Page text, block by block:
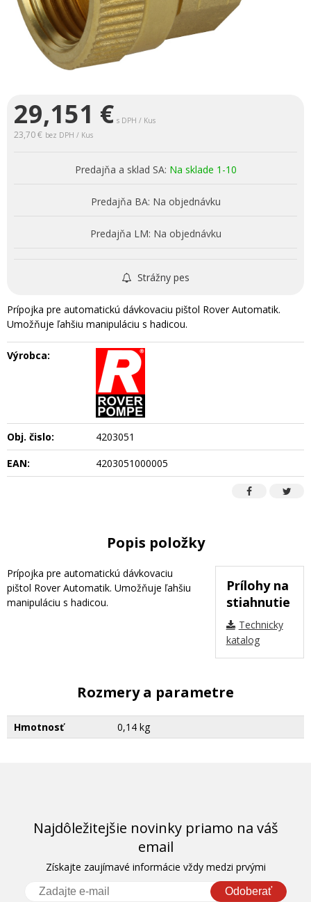
29,151 € s DPH / Kus
23,70 € bez DPH / Kus
Predajňa a sklad SA: Na sklade 1-10
Predajňa BA: Na objednávku
Predajňa LM: Na objednávku
Strážny pes
Prípojka pre automatickú dávkovaciu pištol Rover Automatik.
Umožňuje ľahšiu manipuláciu s hadicou.
Výrobca:
Obj. čislo:
4203051
EAN:
4203051000005
Popis položky
Prílohy na
stiahnutie
Technicky
katalog
Prípojka pre automatickú dávkovaciu
pištol Rover Automatik. Umožňuje ľahšiu
manipuláciu s hadicou.
Rozmery a parametre
Hmotnosť 0,14 kg
Najdôležitejšie novinky priamo na váš
email
Získajte zaujímavé informácie vždy medzi prvými
Odoberať